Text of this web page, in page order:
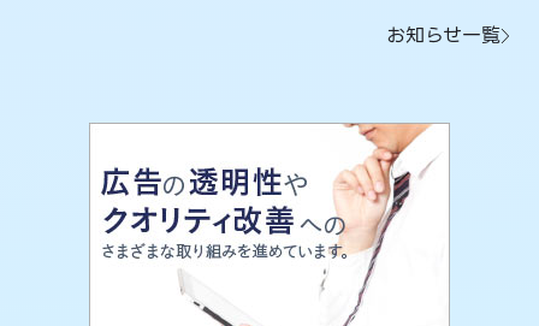
お知らせ一覧